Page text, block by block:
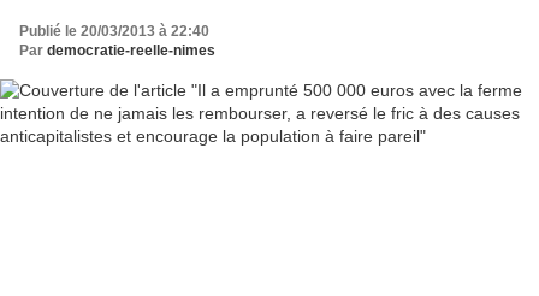
encourage la population à faire pareil
Publié le 20/03/2013 à 22:40
Par democratie-reelle-nimes